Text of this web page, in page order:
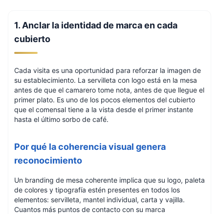
1. Anclar la identidad de marca en cada
cubierto
Cada visita es una oportunidad para reforzar la imagen de
su establecimiento. La servilleta con logo está en la mesa
antes de que el camarero tome nota, antes de que llegue el
primer plato. Es uno de los pocos elementos del cubierto
que el comensal tiene a la vista desde el primer instante
hasta el último sorbo de café.
Por qué la coherencia visual genera
reconocimiento
Un branding de mesa coherente implica que su logo, paleta
de colores y tipografía estén presentes en todos los
elementos: servilleta, mantel individual, carta y vajilla.
Cuantos más puntos de contacto con su marca